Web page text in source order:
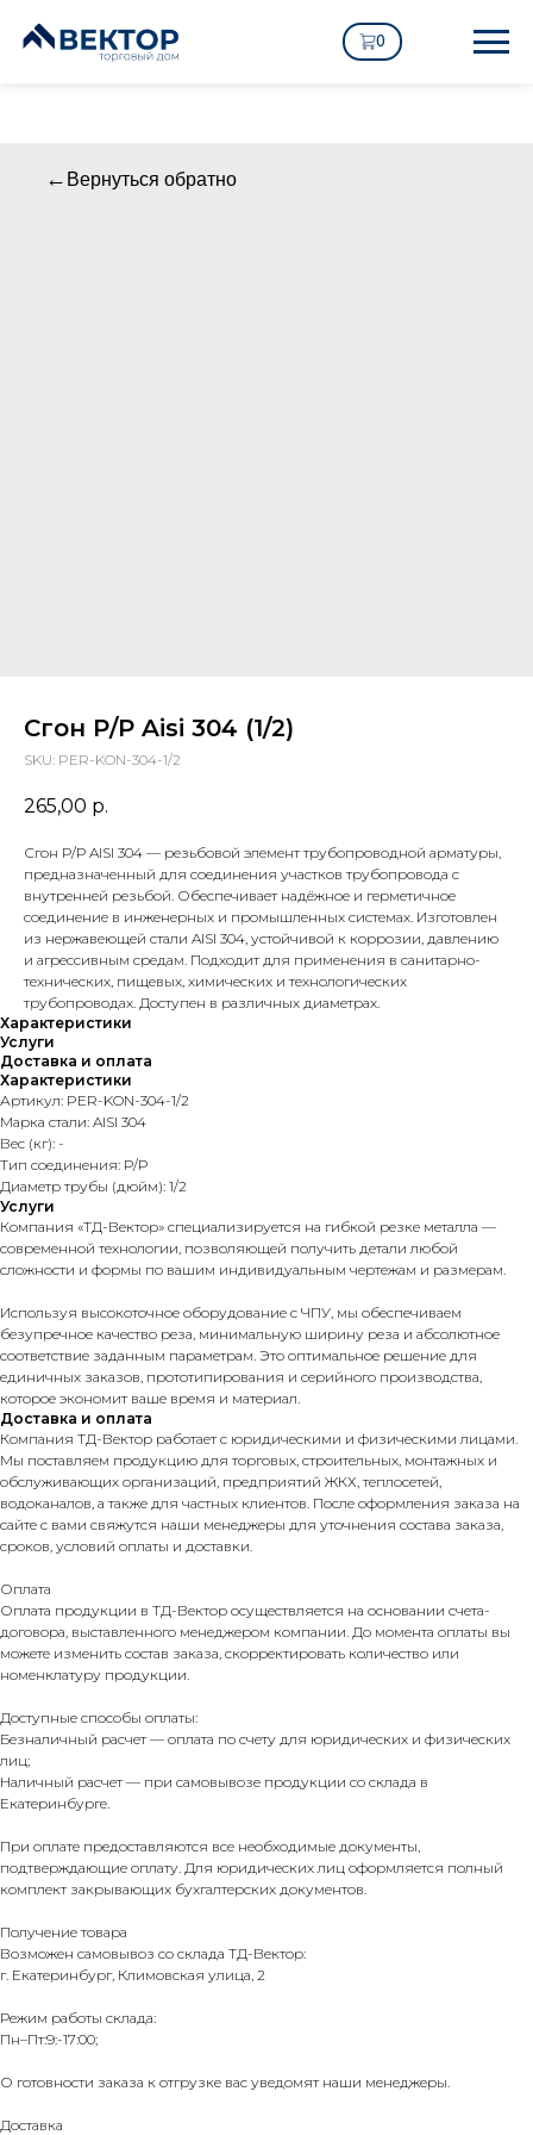
0
Вернуться обратно
Cгон Р/Р Aisi 304 (1/2)
SKU: PER-KON-304-1/2
265,00 р.
Сгон Р/Р AISI 304 — резьбовой элемент трубопроводной арматуры,
предназначенный для соединения участков трубопровода с
внутренней резьбой. Обеспечивает надёжное и герметичное
соединение в инженерных и промышленных системах. Изготовлен
из нержавеющей стали AISI 304, устойчивой к коррозии, давлению
и агрессивным средам. Подходит для применения в санитарно-
технических, пищевых, химических и технологических
трубопроводах. Доступен в различных диаметрах.
Характеристики
Услуги
Доставка и оплата
Характеристики
Артикул: PER-KON-304-1/2
Марка стали: AISI 304
Вес (кг): -
Тип соединения: Р/P
Диаметр трубы (дюйм): 1/2
Услуги
Компания «ТД-Вектор» специализируется на гибкой резке металла —
современной технологии, позволяющей получить детали любой
сложности и формы по вашим индивидуальным чертежам и размерам.
Используя высокоточное оборудование с ЧПУ, мы обеспечиваем
безупречное качество реза, минимальную ширину реза и абсолютное
соответствие заданным параметрам. Это оптимальное решение для
единичных заказов, прототипирования и серийного производства,
которое экономит ваше время и материал.
Доставка и оплата
Компания ТД-Вектор работает с юридическими и физическими лицами.
Мы поставляем продукцию для торговых, строительных, монтажных и
обслуживающих организаций, предприятий ЖКХ, теплосетей,
водоканалов, а также для частных клиентов. После оформления заказа на
сайте с вами свяжутся наши менеджеры для уточнения состава заказа,
сроков, условий оплаты и доставки.
Оплата
Оплата продукции в ТД-Вектор осуществляется на основании счета-
договора, выставленного менеджером компании. До момента оплаты вы
можете изменить состав заказа, скорректировать количество или
номенклатуру продукции.
Доступные способы оплаты:
Безналичный расчет — оплата по счету для юридических и физических
лиц;
Наличный расчет — при самовывозе продукции со склада в
Екатеринбурге.
При оплате предоставляются все необходимые документы,
подтверждающие оплату. Для юридических лиц оформляется полный
комплект закрывающих бухгалтерских документов.
Получение товара
Возможен самовывоз со склада ТД-Вектор:
г. Екатеринбург, Климовская улица, 2
Режим работы склада:
Пн–Пт:9:-17:00;
О готовности заказа к отгрузке вас уведомят наши менеджеры.
Доставка